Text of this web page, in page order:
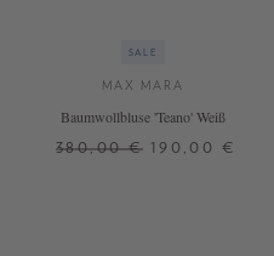
SALE
MAX MARA
Baumwollbluse 'Teano' Weiß
380,00 € 190,00 €